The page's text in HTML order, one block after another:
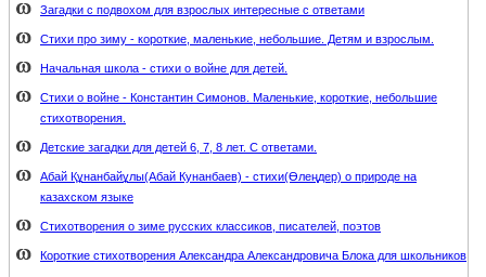
Загадки с подвохом для взрослых интересные с ответами
Стихи про зиму - короткие, маленькие, небольшие. Детям и взрослым.
Начальная школа - стихи о войне для детей.
Стихи о войне - Константин Симонов. Маленькие, короткие, небольшие
стихотворения.
Детские загадки для детей 6, 7, 8 лет. С ответами.
Абай Құнанбайұлы(Абай Кунанбаев) - стихи(Өлеңдер) о природе на
казахском языке
Стихотворения о зиме русских классиков, писателей, поэтов
Короткие стихотворения Александра Александровича Блока для школьников